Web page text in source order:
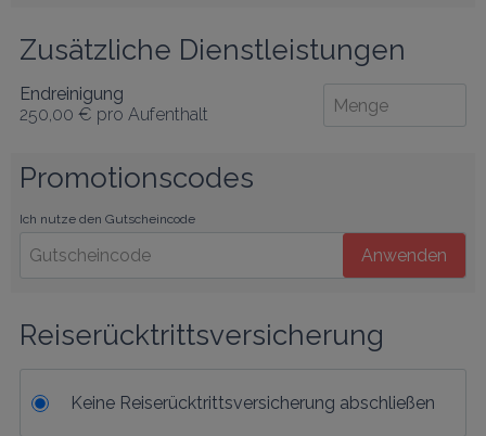
Zusätzliche Dienstleistungen
Endreinigung
250,00 € pro Aufenthalt
Promotionscodes
Ich nutze den Gutscheincode
Anwenden
Reiserücktrittsversicherung
Keine Reiserücktrittsversicherung abschließen